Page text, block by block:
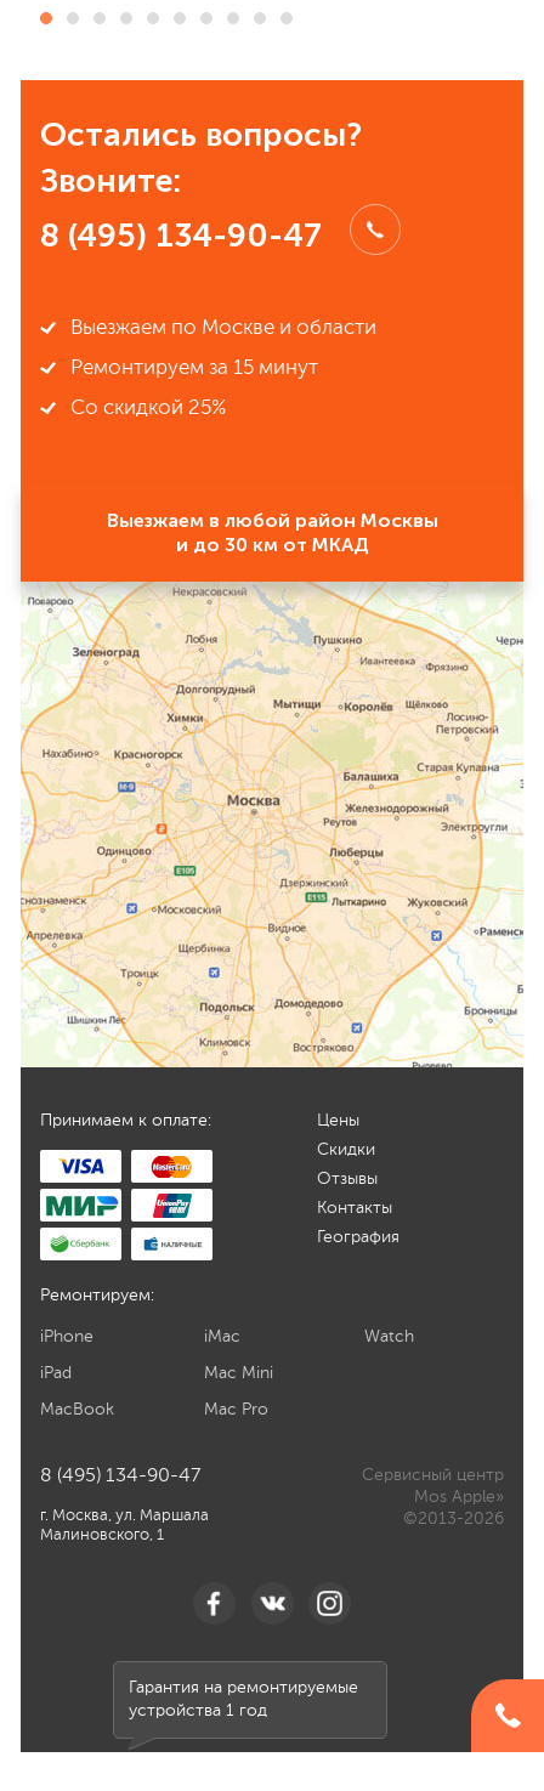
порадовал, без лишнего ожидания и
рекомендовать всем знакомым.
Остались вопросы?
Звоните:
8 (495) 134-90-47
Выезжаем по Москве и области
Ремонтируем за 15 минут
Со скидкой 25%
Выезжаем в любой район Москвы
и до 30 км от МКАД
Принимаем к оплате:
Цены
Скидки
Отзывы
Контакты
География
Ремонтируем:
iPhone
iPad
MacBook
iMac
Mac Mini
Mac Pro
Watch
8 (495) 134-90-47
г. Москва, ул. Маршала
Малиновского, 1
Сервисный центр
Mos Apple»
©2013-2026
Гарантия на ремонтируемые
устройства 1 год